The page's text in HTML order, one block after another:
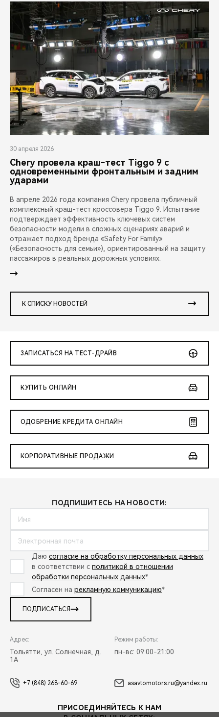
30 апреля 2026
Chery провела краш-тест Tiggo 9 с
одновременными фронтальным и задним
ударами
В апреле 2026 года компания Chery провела публичный
комплексный краш-тест кроссовера Tiggo 9. Испытание
подтверждает эффективность ключевых систем
безопасности модели в сложных сценариях аварий и
отражает подход бренда «Safety For Family»
(«Безопасность для семьи»), ориентированный на защиту
пассажиров в реальных дорожных условиях.
К СПИСКУ НОВОСТЕЙ
ЗАПИСАТЬСЯ НА ТЕСТ-ДРАЙВ
КУПИТЬ ОНЛАЙН
ОДОБРЕНИЕ КРЕДИТА ОНЛАЙН
КОРПОРАТИВНЫЕ ПРОДАЖИ
ПОДПИШИТЕСЬ НА НОВОСТИ:
Даю согласие на обработку персональных данных
в соответствии с политикой в отношении
обработки персональных данных*
Согласен на рекламную коммуникацию*
ПОДПИСАТЬСЯ
Адрес:
Тольятти, ул. Солнечная, д.
1А
Режим работы:
пн-вс: 09:00-21:00
+7 (848) 268-60-69 asavtomotors.ru@yandex.ru
ПРИСОЕДИНЯЙТЕСЬ К НАМ